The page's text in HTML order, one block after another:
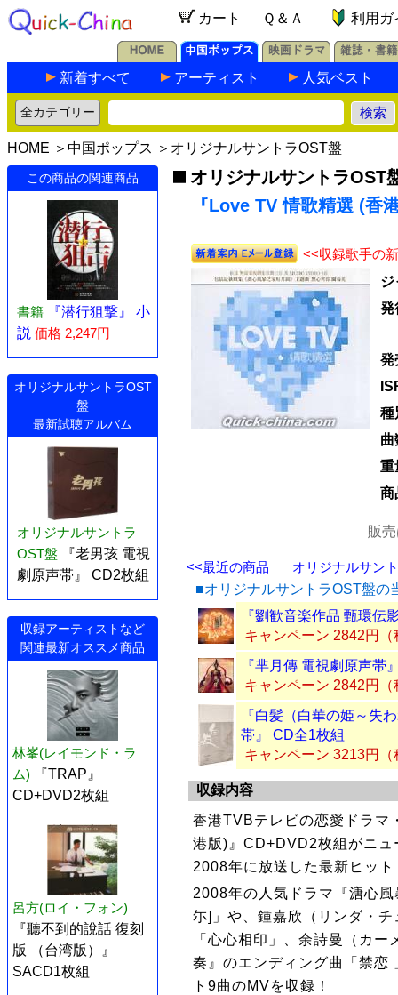
カート Ｑ＆Ａ 利用ガ
新着すべて アーティスト 人気ベスト
HOME ＞ 中国ポップス ＞ オリジナルサントラOST盤
この商品の関連商品
書籍
『潜行狙撃』 小
説 価格 2,247円
オリジナルサントラOST
盤
最新試聴アルバム
オリジナルサントラ
OST盤
『老男孩 電視
劇原声帯』 CD2枚組
収録アーティストなど
関連最新オススメ商品
林峯(レイモンド・ラ
ム)
『TRAP』
CD+DVD2枚組
呂方(ロイ・フォン)
『聽不到的說話 復刻
版 （台湾版）』
SACD1枚組
オリジナルサントラOST
『Love TV 情歌精選 (香
<<収録歌手の
ジ
発
発
種
曲
重
商
販
<<最近の商品
オリジナルサン
■オリジナルサントラOST盤の
『劉歓音楽作品 甄環伝
キャンペーン 2842円（
『芈月傳 電視劇原声帯
キャンペーン 2842円（
『白髪（白華の姫～失
帯』 CD全1枚組
キャンペーン 3213円（
収録内容
香港TVBテレビの恋愛ドラマ
港版)』CD+DVD2枚組がニ
2008年に放送した最新ヒッ
2008年の人気ドラマ『溏心
尓]」や、鍾嘉欣（リンダ・
「心心相印」、余詩曼（カ
奏』のエンディング曲「禁恋
ト9曲のMVを収録！